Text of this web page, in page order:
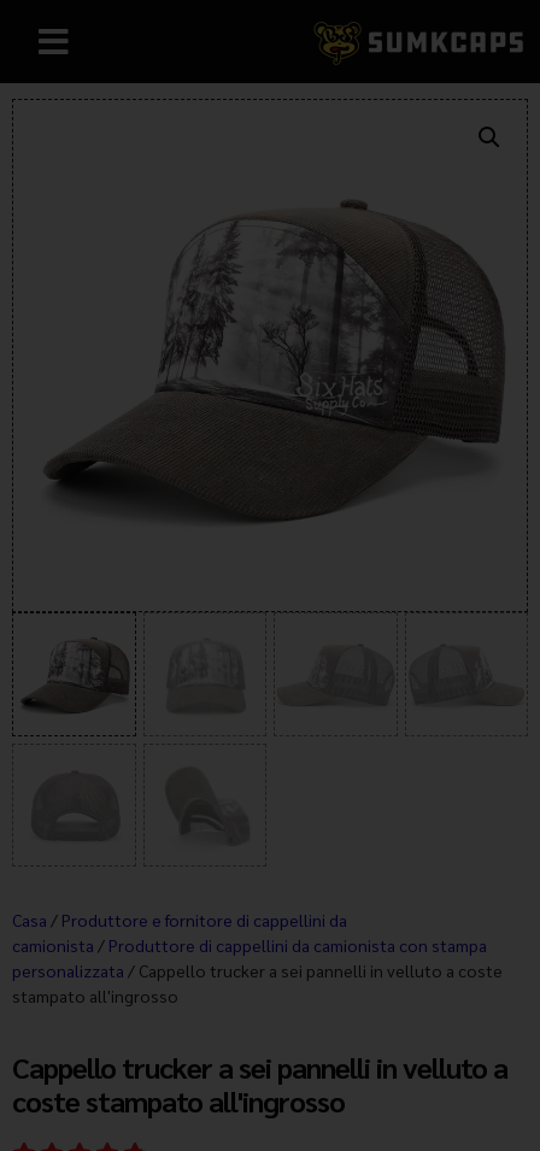
Casa / Produttore e fornitore di cappellini da
camionista / Produttore di cappellini da camionista con stampa
personalizzata / Cappello trucker a sei pannelli in velluto a coste
stampato all'ingrosso
Cappello trucker a sei pannelli in velluto a
coste stampato all'ingrosso